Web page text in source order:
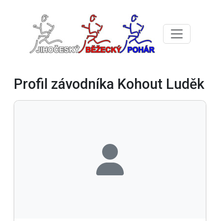
Profil závodníka Kohout Luděk